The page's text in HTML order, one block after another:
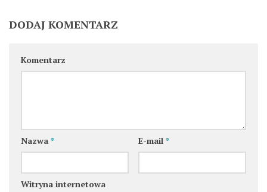
DODAJ KOMENTARZ
Komentarz
Nazwa * E-mail *
Witryna internetowa